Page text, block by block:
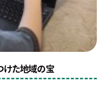
た地域の宝